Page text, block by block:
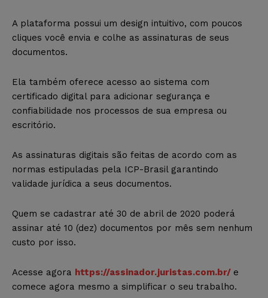
A plataforma possui um design intuitivo, com poucos
cliques você envia e colhe as assinaturas de seus
documentos.
Ela também oferece acesso ao sistema com
certificado digital para adicionar segurança e
confiabilidade nos processos de sua empresa ou
escritório.
As assinaturas digitais são feitas de acordo com as
normas estipuladas pela ICP-Brasil garantindo
validade jurídica a seus documentos.
Quem se cadastrar até 30 de abril de 2020 poderá
assinar até 10 (dez) documentos por mês sem nenhum
custo por isso.
Acesse agora https://assinador.juristas.com.br/ e
comece agora mesmo a simplificar o seu trabalho.